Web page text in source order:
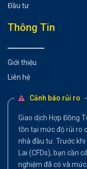
Đầu tư
Thông Tin
Giới thiệu
Liên hệ
Cảnh báo rủi ro
Giao dịch Hợp Đồng
tồn tại mức độ rủi ro
nhà đầu tư. Trước
Lai (CFDs), bạn cần
nghiệm đã có và